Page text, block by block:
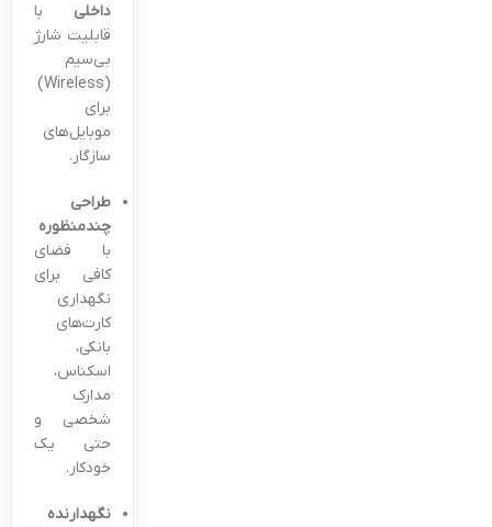
داخلی با
قابلیت شارژ
بی‌سیم
(Wireless)
برای
موبایل‌های
سازگار.
طراحی
چندمنظوره
با فضای
کافی برای
نگهداری
کارت‌های
بانکی،
اسکناس،
مدارک
شخصی و
حتی یک
خودکار.
نگهدارنده